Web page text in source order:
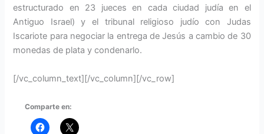
estructurado en 23 jueces en cada ciudad judía en el
Antiguo Israel) y el tribunal religioso judío con Judas
Iscariote para negociar la entrega de Jesús a cambio de 30
monedas de plata y condenarlo.
[/vc_column_text][/vc_column][/vc_row]
Comparte en: